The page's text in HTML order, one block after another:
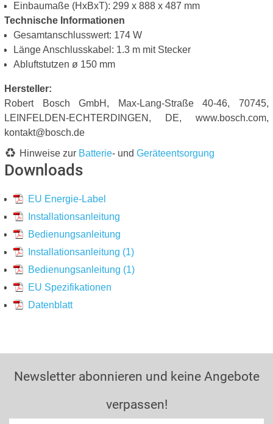
Einbaumaße (HxBxT): 299 x 888 x 487 mm
Technische Informationen
Gesamtanschlusswert: 174 W
Länge Anschlusskabel: 1.3 m mit Stecker
Abluftstutzen ø 150 mm
Hersteller:
Robert Bosch GmbH, Max-Lang-Straße 40-46, 70745,
LEINFELDEN-ECHTERDINGEN, DE, www.bosch.com,
kontakt@bosch.de
Hinweise zur Batterie- und Geräteentsorgung
Downloads
EU Energie-Label
Installationsanleitung
Bedienungsanleitung
Installationsanleitung (1)
Bedienungsanleitung (1)
EU Spezifikationen
Datenblatt
Newsletter abonnieren und keine Angebote
verpassen!